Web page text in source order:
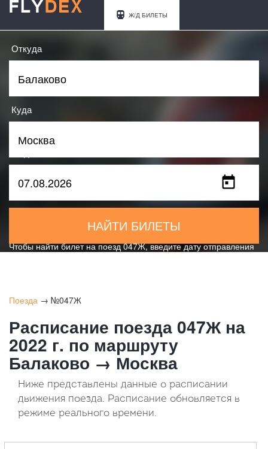
Ж/Д БИЛЕТЫ
Откуда
Куда
НАЙТИ БИЛЕТЫ
Чтобы найти билет на поезд 047Ж, введите дату отправления
Поезда → №047Ж
Расписание поезда 047Ж на
2022 г. по маршруту
Балаково → Москва
Ниже представлены данные о расписании
движения поезда. Расписание обновляется в
режиме реального времени.